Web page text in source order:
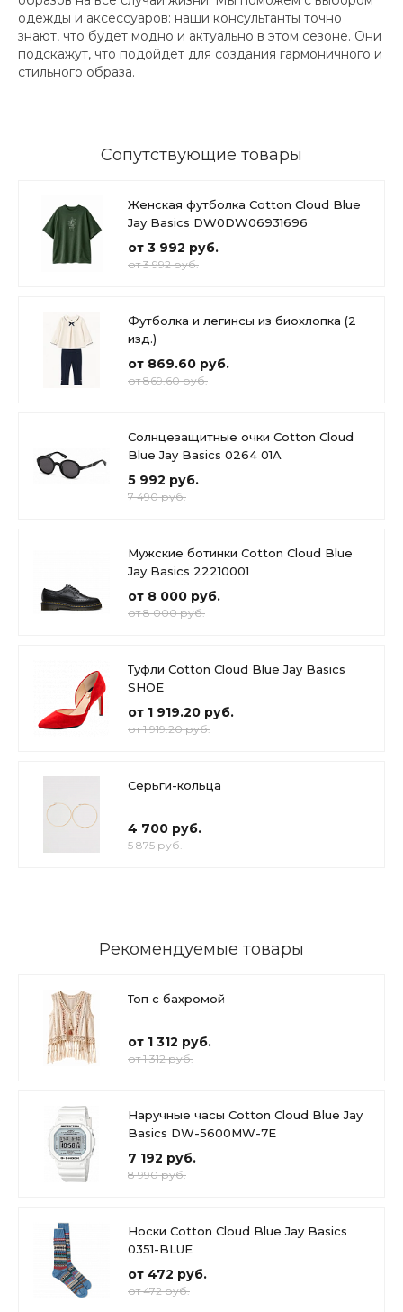
одежды и аксессуаров: наши консультанты точно
знают, что будет модно и актуально в этом сезоне. Они
подскажут, что подойдет для создания гармоничного и
стильного образа.
Сопутствующие товары
Женская футболка Cotton Cloud Blue
Jay Basics DW0DW06931696
от 3 992 руб.
от 3 992 руб.
Футболка и легинсы из биохлопка (2
изд.)
от 869.60 руб.
от 869.60 руб.
Солнцезащитные очки Cotton Cloud
Blue Jay Basics 0264 01A
5 992 руб.
7 490 руб.
Мужские ботинки Cotton Cloud Blue
Jay Basics 22210001
от 8 000 руб.
от 8 000 руб.
Туфли Cotton Cloud Blue Jay Basics
SHOE
от 1 919.20 руб.
от 1 919.20 руб.
Серьги-кольца
4 700 руб.
5 875 руб.
Рекомендуемые товары
Топ с бахромой
от 1 312 руб.
от 1 312 руб.
Наручные часы Cotton Cloud Blue Jay
Basics DW-5600MW-7E
7 192 руб.
8 990 руб.
Носки Cotton Cloud Blue Jay Basics
0351-BLUE
от 472 руб.
от 472 руб.